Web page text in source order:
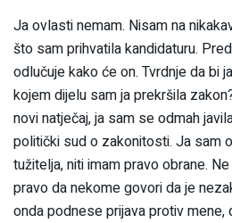
Ja ovlasti nemam. Nisam na
što sam prihvatila kandidaturu.
odlučuje kako će on. Tvrdnje da bi
kojem dijelu sam ja prekršila
novi natječaj, ja sam se odmah
politički sud o zakonitosti. Ja sam
tužitelja, niti imam pravo obrane.
pravo da nekome govori da je
onda podnese prijava protiv mene,